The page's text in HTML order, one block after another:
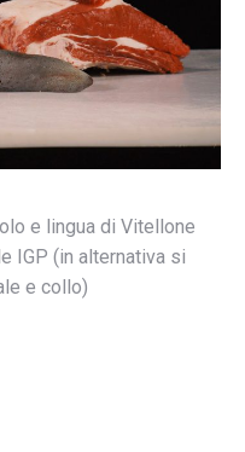
e lingua di Vitellone
IGP (in alternativa si
e collo)